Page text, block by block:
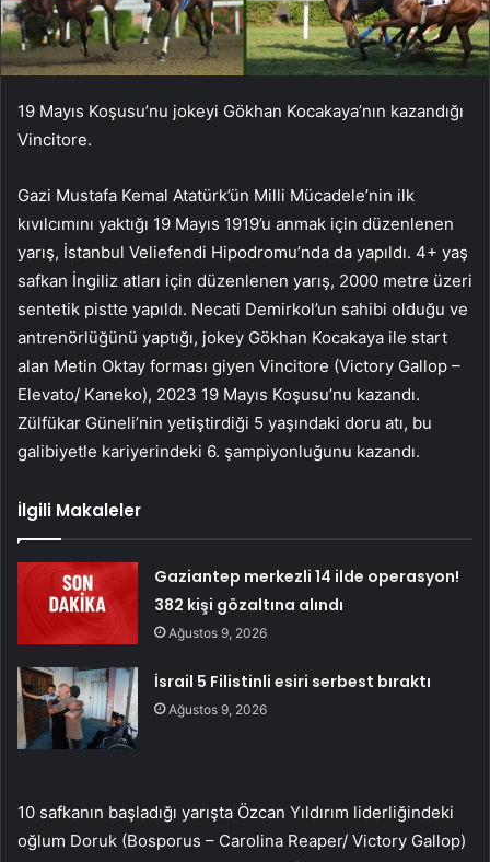
19 Mayıs Koşusu’nu jokeyi Gökhan Kocakaya’nın kazandığı
Vincitore.
Gazi Mustafa Kemal Atatürk’ün Milli Mücadele’nin ilk
kıvılcımını yaktığı 19 Mayıs 1919’u anmak için düzenlenen
yarış, İstanbul Veliefendi Hipodromu’nda da yapıldı. 4+ yaş
safkan İngiliz atları için düzenlenen yarış, 2000 metre üzeri
sentetik pistte yapıldı. Necati Demirkol’un sahibi olduğu ve
antrenörlüğünü yaptığı, jokey Gökhan Kocakaya ile start
alan Metin Oktay forması giyen Vincitore (Victory Gallop –
Elevato/ Kaneko), 2023 19 Mayıs Koşusu’nu kazandı.
Zülfükar Güneli’nin yetiştirdiği 5 yaşındaki doru atı, bu
galibiyetle kariyerindeki 6. şampiyonluğunu kazandı.
İlgili Makaleler
Gaziantep merkezli 14 ilde operasyon!
382 kişi gözaltına alındı
Ağustos 9, 2026
İsrail 5 Filistinli esiri serbest bıraktı
Ağustos 9, 2026
10 safkanın başladığı yarışta Özcan Yıldırım liderliğindeki
oğlum Doruk (Bosporus – Carolina Reaper/ Victory Gallop)